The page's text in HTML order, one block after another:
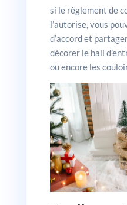
si le règlement de
l’autorise, vous
d’accord et
décorer le hall
ou encore les